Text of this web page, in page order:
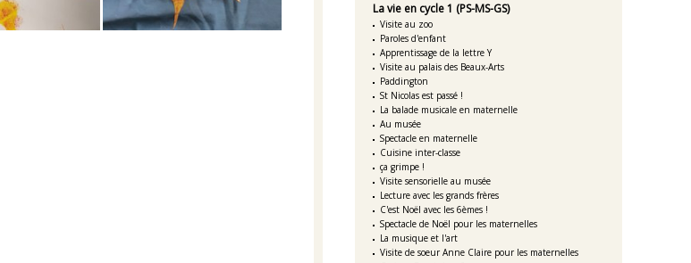
La vie en cycle 1 (PS-MS-GS)
Visite au zoo
Paroles d'enfant
Apprentissage de la lettre Y
Visite au palais des Beaux-Arts
Paddington
St Nicolas est passé !
La balade musicale en maternelle
Au musée
Spectacle en maternelle
Cuisine inter-classe
ça grimpe !
Visite sensorielle au musée
Lecture avec les grands frères
C'est Noël avec les 6èmes !
Spectacle de Noël pour les maternelles
La musique et l'art
Visite de soeur Anne Claire pour les maternelles